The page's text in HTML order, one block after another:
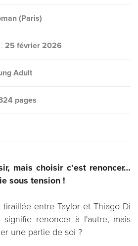
(Paris)
25 février 2026
Adult
pages
mais choisir c’est renoncer…
sous tension !
tiraillée entre Taylor et Thiago Di
signifie renoncer à l'autre, mais
une partie de soi ?